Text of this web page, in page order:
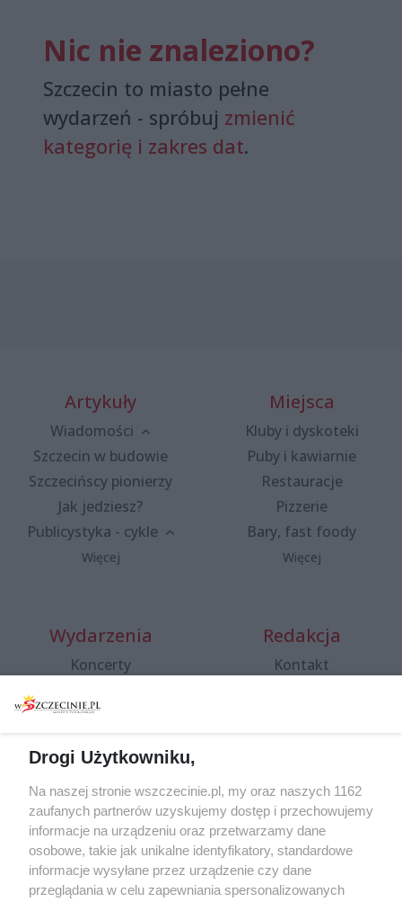
Nic nie znaleziono?
Szczecin to miasto pełne
wydarzeń - spróbuj zmienić
kategorię i zakres dat.
Artykuły
Wiadomości
Szczecin w budowie
Szczecińscy pionierzy
Jak jedziesz?
Publicystyka - cykle
Więcej
Miejsca
Kluby i dyskoteki
Puby i kawiarnie
Restauracje
Pizzerie
Bary, fast foody
Więcej
Wydarzenia
Koncerty
Spacery i oprowadzania
targi
Wernisaże
Więcej
Redakcja
Kontakt
Specjalny koncert z okazji
20. urodzin portalu
wSzczecinie.pl
Regulamin konkursów
śniadaniówka "Hej
Drogi Użytkowniku,
Na naszej stronie wszczecinie.pl, my oraz naszych 1162
zaufanych partnerów uzyskujemy dostęp i przechowujemy
informacje na urządzeniu oraz przetwarzamy dane
osobowe, takie jak unikalne identyfikatory, standardowe
informacje wysyłane przez urządzenie czy dane
przeglądania w celu zapewniania spersonalizowanych